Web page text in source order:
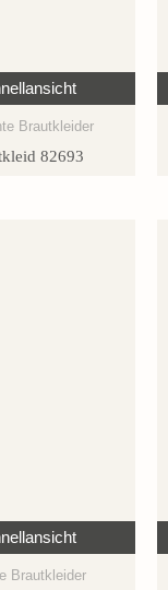
Brautkleider
82693
Brautkleider